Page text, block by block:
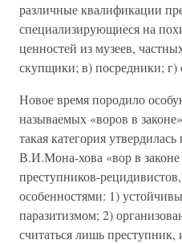
различные квалификации
специализирующиеся на
ценностей из музеев,
скупщики; в) посредники;
Новое время породило
называемых «воров в
такая категория
В.И.Мона-хова «вор в
преступников-
особенностями: 1)
паразитизмом; 2)
считаться лишь